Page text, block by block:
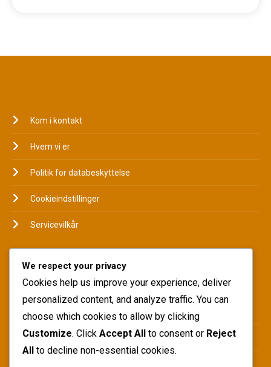
Kom i kontakt
Hvem vi er
Politik for databeskyttelse
Cookieindstillinger
Servicevilkår
KATEGORIER
International indflydelse
Karrierehøjdepunkter
We respect your privacy
Cookies help us improve your experience, deliver
personalized content, and analyze traffic. You can
choose which cookies to allow by clicking
Customize. Click Accept All to consent or Reject
All to decline non-essential cookies.